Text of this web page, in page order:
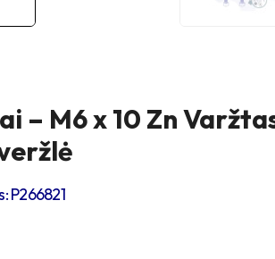
– M6 x 10 Zn
P266821